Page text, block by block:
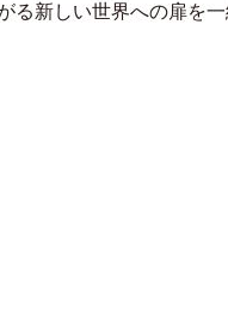
る新しい世界への扉を